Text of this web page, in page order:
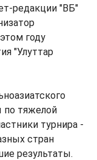
редакции "ВБ"
году
"Улуттар
по тяжелой
турнира -
стран
результаты.